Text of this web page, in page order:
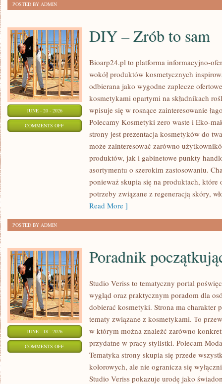
POSTED BY ADMIN
JUNE - 20 - 2026
COMMENTS OFFON
DIY – Zrób to sam
Bioarp24.pl to platforma informacyjno-
wokół produktów kosmetycznych
odbierana jako wygodne zaplecze
kosmetykami opartymi na składnikach
wpisuje się w rosnące zainteresowanie
Polecamy Kosmetyki zero waste i Eko-
strony jest prezentacja kosmetyków do
może zainteresować zarówno
produktów, jak i gabinetowe punkty
asortymentu o szerokim zastosowaniu.
ponieważ skupia się na produktach, które
potrzeby związane z regeneracją skóry,
Read More ]
POSTED BY ADMIN
JUNE - 18 - 2026
COMMENTS OFFON
POCZĄTKUJĄCEJ
Poradnik
Studio Veriss to tematyczny portal
wygląd oraz praktycznym poradom dla
dobierać kosmetyki. Strona ma charakter
tematy związane z kosmetykami. To
w którym można znaleźć zarówno
przydatne w pracy stylistki. Polecam
Tematyka strony skupia się przede
kolorowych, ale nie ogranicza się
Studio Veriss pokazuje urodę jako